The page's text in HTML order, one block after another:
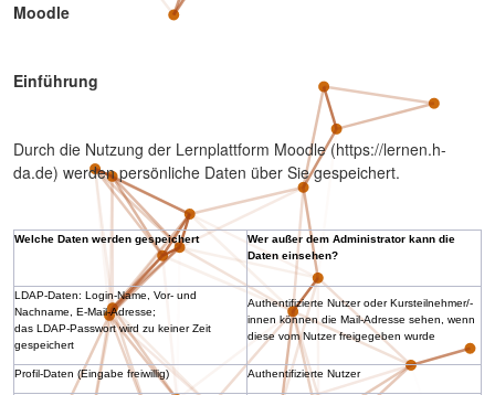
Moodle
Einführung
Durch die Nutzung der Lernplattform Moodle (https://lernen.h-
da.de) werden persönliche Daten über Sie gespeichert.
Welche Daten werden gespeichert
Wer außer dem Administrator kann die
Daten einsehen?
LDAP-Daten: Login-Name, Vor- und
Nachname, E-Mail-Adresse;
das LDAP-Passwort wird zu keiner Zeit
gespeichert
Authentifizierte Nutzer oder Kursteilnehmer/-
innen können die Mail-Adresse sehen, wenn
diese vom Nutzer freigegeben wurde
Profil-Daten (Eingabe freiwillig) Authentifizierte Nutzer